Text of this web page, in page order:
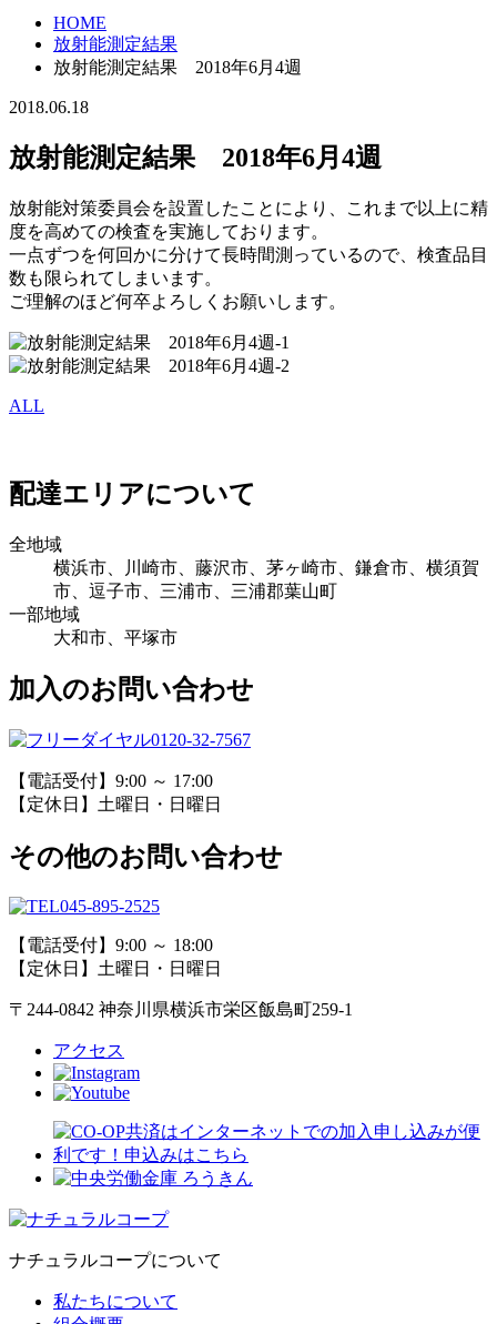
HOME
放射能測定結果
放射能測定結果 2018年6月4週
2018.06.18
放射能測定結果 2018年6月4週
放射能対策委員会を設置したことにより、これまで以上に精
度を高めての検査を実施しております。
一点ずつを何回かに分けて長時間測っているので、検査品目
数も限られてしまいます。
ご理解のほど何卒よろしくお願いします。
ALL
配達エリアについて
全地域
横浜市、川崎市、藤沢市、茅ヶ崎市、鎌倉市、横須賀
市、逗子市、三浦市、三浦郡葉山町
一部地域
大和市、平塚市
加入のお問い合わせ
0120-32-7567
【電話受付】9:00 ～ 17:00
【定休日】土曜日・日曜日
その他のお問い合わせ
045-895-2525
【電話受付】9:00 ～ 18:00
【定休日】土曜日・日曜日
〒244-0842 神奈川県横浜市栄区飯島町259-1
アクセス
ナチュラルコープについて
私たちについて